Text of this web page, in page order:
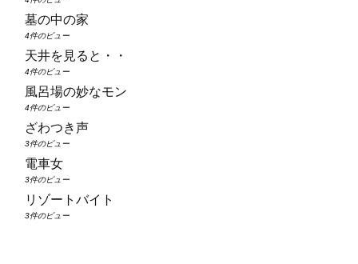
墓の中の家
4件のビュー
天井を見ると・・
4件のビュー
風呂場の妙なモン
4件のビュー
ざわつき声
3件のビュー
電車女
3件のビュー
リゾートバイト
3件のビュー